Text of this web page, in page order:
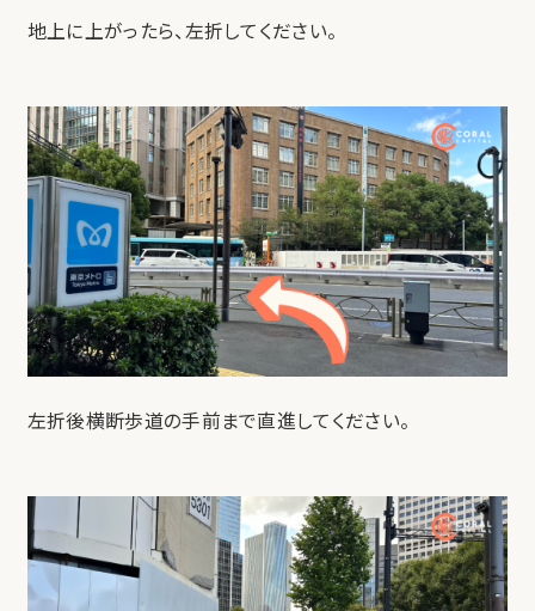
地上に上がったら、左折してください。
左折後横断歩道の手前まで直進してください。